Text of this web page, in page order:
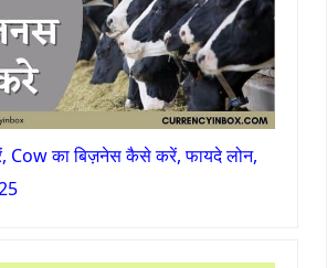
Cow का बिज़नेस कैसे करें, फायदे लोन,